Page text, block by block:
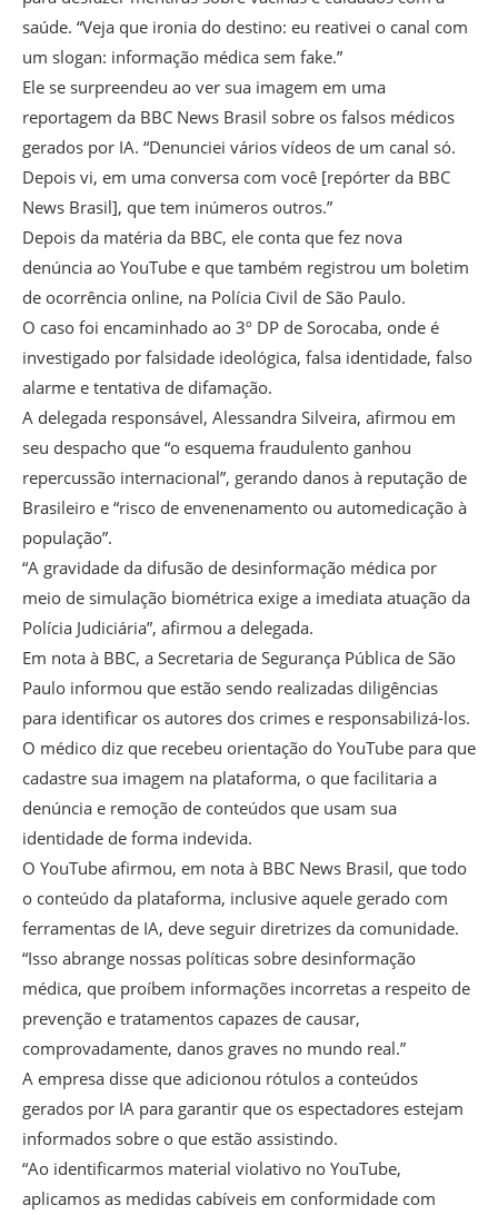
saúde. “Veja que ironia do destino: eu reativei o canal com
um slogan: informação médica sem fake.”
Ele se surpreendeu ao ver sua imagem em uma
reportagem da BBC News Brasil sobre os falsos médicos
gerados por IA. “Denunciei vários vídeos de um canal só.
Depois vi, em uma conversa com você [repórter da BBC
News Brasil], que tem inúmeros outros.”
Depois da matéria da BBC, ele conta que fez nova
denúncia ao YouTube e que também registrou um boletim
de ocorrência online, na Polícia Civil de São Paulo.
O caso foi encaminhado ao 3º DP de Sorocaba, onde é
investigado por falsidade ideológica, falsa identidade, falso
alarme e tentativa de difamação.
A delegada responsável, Alessandra Silveira, afirmou em
seu despacho que “o esquema fraudulento ganhou
repercussão internacional”, gerando danos à reputação de
Brasileiro e “risco de envenenamento ou automedicação à
população”.
“A gravidade da difusão de desinformação médica por
meio de simulação biométrica exige a imediata atuação da
Polícia Judiciária”, afirmou a delegada.
Em nota à BBC, a Secretaria de Segurança Pública de São
Paulo informou que estão sendo realizadas diligências
para identificar os autores dos crimes e responsabilizá-los.
O médico diz que recebeu orientação do YouTube para que
cadastre sua imagem na plataforma, o que facilitaria a
denúncia e remoção de conteúdos que usam sua
identidade de forma indevida.
O YouTube afirmou, em nota à BBC News Brasil, que todo
o conteúdo da plataforma, inclusive aquele gerado com
ferramentas de IA, deve seguir diretrizes da comunidade.
“Isso abrange nossas políticas sobre desinformação
médica, que proíbem informações incorretas a respeito de
prevenção e tratamentos capazes de causar,
comprovadamente, danos graves no mundo real.”
A empresa disse que adicionou rótulos a conteúdos
gerados por IA para garantir que os espectadores estejam
informados sobre o que estão assistindo.
“Ao identificarmos material violativo no YouTube,
aplicamos as medidas cabíveis em conformidade com